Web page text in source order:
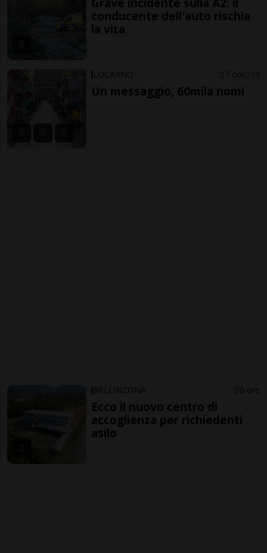
conducente dell'auto rischia
la vita
LOCARNO 7 ore 19
Un messaggio, 60mila nomi
BELLINZONA 8 ore
Ecco il nuovo centro di
accoglienza per richiedenti
asilo